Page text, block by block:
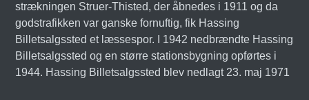
strækningen Struer-Thisted, der åbnedes i 1911 og da
godstrafikken var ganske fornuftig, fik Hassing
Billetsalgssted et læssespor. I 1942 nedbrændte Hassing
Billetsalgssted og en større stationsbygning opførtes i
1944. Hassing Billetsalgssted blev nedlagt 23. maj 1971